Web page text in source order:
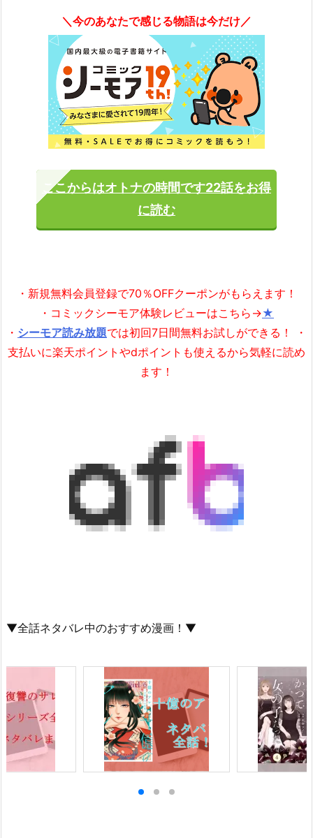
＼今のあなたで感じる物語は今だけ／
ここからはオトナの時間です22話をお得
に読む
・新規無料会員登録で70％OFFクーポンがもらえます！
・コミックシーモア体験レビューはこちら→★
・ シーモア読み放題では初回7日間無料お試しができる！ ・
支払いに楽天ポイントやdポイントも使えるから気軽に読め
ます！
▼全話ネタバレ中のおすすめ漫画！▼